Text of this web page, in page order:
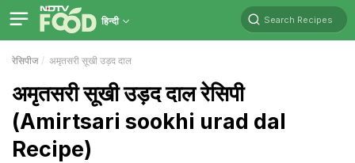
हिन्दी Search Recipes
रेसिपीज अमृतसरी सूखी उड़द दाल
अमृतसरी सूखी उड़द दाल रेसिपी
(Amirtsari sookhi urad dal
Recipe)